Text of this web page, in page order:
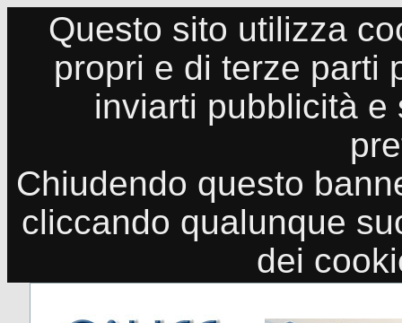
Questo sito utilizza
propri e di terze parti
inviarti pubblicità
Chiudendo questo
cliccando qualunque
dei